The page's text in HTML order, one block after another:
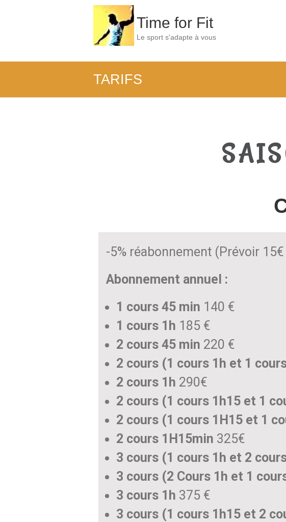
Time for Fit
Le sport s'adapte à vous
TARIFS
-5% réabonnement (Prévoir
Abonnement annuel :
1 cours 45 min 140 €
1 cours 1h 185 €
2 cours 45 min 220 €
2 cours (1 cours 1h et 1
2 cours 1h 290€
2 cours (1 cours 1h15 et 1
2 cours (1 cours 1H15 et 1
2 cours 1H15min 325€
3 cours (1 cours 1h et 2
3 cours (2 Cours 1h et 1
3 cours 1h 375 €
3 cours (1 cours 1h15 et 2